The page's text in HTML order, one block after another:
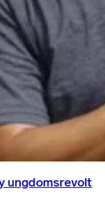
ungdomsrevolt